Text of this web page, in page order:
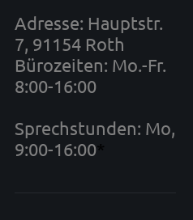
Adresse: Hauptstr.
7, 91154 Roth
Bürozeiten: Mo.-Fr.
8:00-16:00
Sprechstunden: Mo,
9:00-16:00*